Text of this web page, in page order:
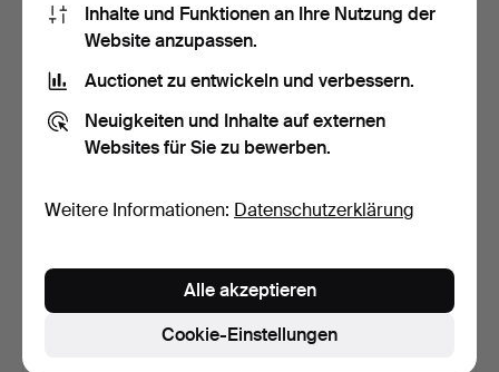
SPIELTISCH, Neorokoko,
16 Std
RAUCHERTISCH, Tablett
aus Messing, orienta…
1 Tag
Schätzwert
Inhalte und Funktionen an Ihre Nutzung der
Website anzupassen.
Auctionet zu entwickeln und verbessern.
Neuigkeiten und Inhalte auf externen
Websites für Sie zu bewerben.
Weitere Informationen: Datenschutzerklärung
Cookie-Einstellungen
Alle akzeptieren